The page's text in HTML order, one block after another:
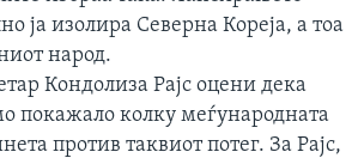
ја изолира Северна Кореја, а тоа
народ.
Кондолиза Рајс оцени дека
покажало колку меѓународната
против таквиот потег. За Рајс,